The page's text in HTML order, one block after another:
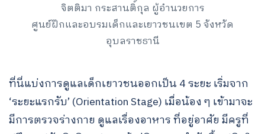
จิตติมา กระสานติ์กุล ผู้อำนวยการ
ศูนย์ฝึกและอบรมเด็กและเยาวชนเขต 5 จังหวัด
อุบลราชธานี
ที่นี่แบ่งการดูแลเด็กเยาวชนออกเป็น 4 ระยะ เริ่มจาก
‘ระยะแรกรับ’ (Orientation Stage) เมื่อน้อง ๆ เข้ามาจะ
มีการตรวจร่างกาย ดูแลเรื่องอาหาร ที่อยู่อาศัย มีครูที่